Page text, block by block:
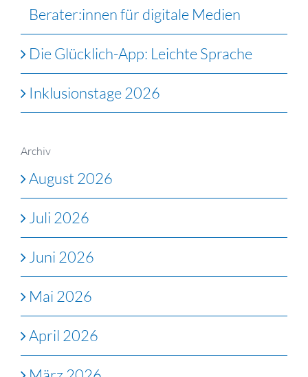
Berater:innen für digitale Medien
Die Glücklich-App: Leichte Sprache
Inklusionstage 2026
Archiv
August 2026
Juli 2026
Juni 2026
Mai 2026
April 2026